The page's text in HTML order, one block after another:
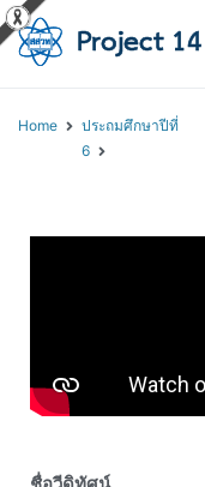
Home
ประถมศึกษาปีที่
6